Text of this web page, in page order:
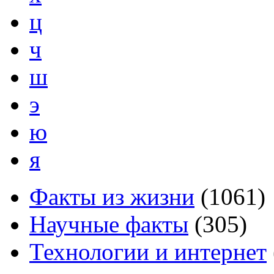
ц
ч
ш
э
ю
я
Факты из жизни (1061)
Научные факты (305)
Технологии и интернет